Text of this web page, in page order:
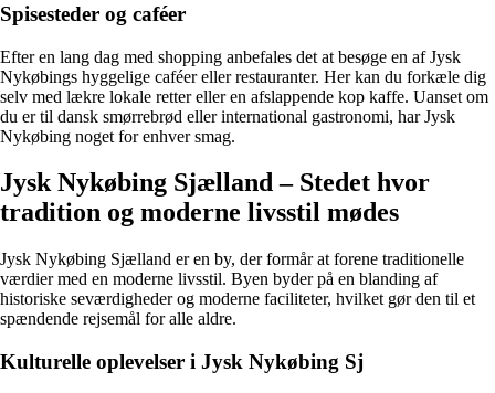
Spisesteder og caféer
Efter en lang dag med shopping anbefales det at besøge en af Jysk
Nykøbings hyggelige caféer eller restauranter. Her kan du forkæle dig
selv med lækre lokale retter eller en afslappende kop kaffe. Uanset om
du er til dansk smørrebrød eller international gastronomi, har Jysk
Nykøbing noget for enhver smag.
Jysk Nykøbing Sjælland – Stedet hvor
tradition og moderne livsstil mødes
Jysk Nykøbing Sjælland er en by, der formår at forene traditionelle
værdier med en moderne livsstil. Byen byder på en blanding af
historiske seværdigheder og moderne faciliteter, hvilket gør den til et
spændende rejsemål for alle aldre.
Kulturelle oplevelser i Jysk Nykøbing Sj